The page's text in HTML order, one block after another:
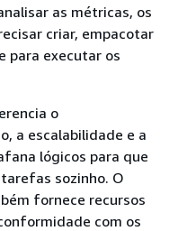
as métricas, os
criar, empacotar
para executar os
o
a escalabilidade e a
lógicos para que
sozinho. O
fornece recursos
com os